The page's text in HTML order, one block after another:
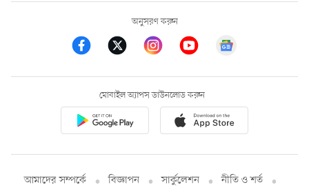
অনুসরণ করুন
মোবাইল অ্যাপস ডাউনলোড করুন
আমাদের সম্পর্কে বিজ্ঞাপন সার্কুলেশন নীতি ও শর্ত